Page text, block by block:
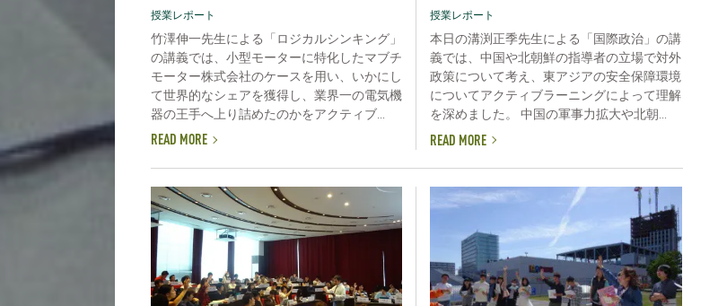
授業レポート
竹澤伸一先生による「ロジカルシンキング」
の講義では、小型モーターに特化したマブチ
モーター株式会社のケースを用い、いかにし
て世界的なシェアを獲得し、業界一の電気機
器の王手へ上り詰めたのかをアクティブ...
READ MORE
授業レポート
本日の溝渕正季先生による「国際政治」の講
義では、中国や北朝鮮の指導者の立場で対外
政策について考え、東アジアの安全保障環境
についてアクティブラーニングによって理解
を深めました。 中国の軍事力拡大や北朝...
READ MORE